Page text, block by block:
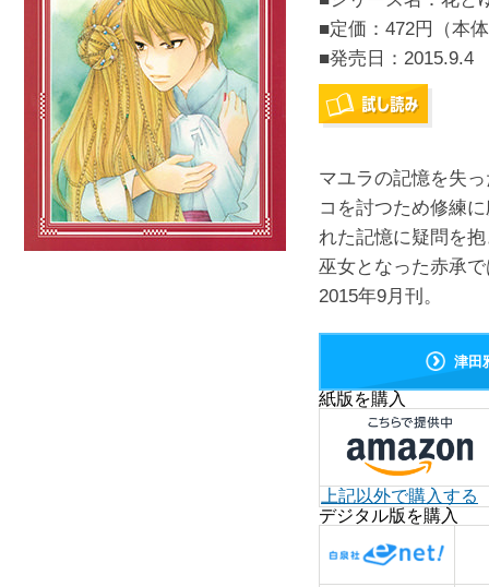
■定価：472円（本
■発売日： 2015.9.4
マユラの記憶を失
コを討つため修練
れた記憶に疑問を
巫女となった赤承
2015年9月刊。
津田
紙版を購入
上記以外で購入する
デジタル版を購入